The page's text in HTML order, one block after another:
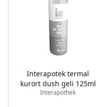
Interapotek termal
kurort dush geli 125ml
Interapothek